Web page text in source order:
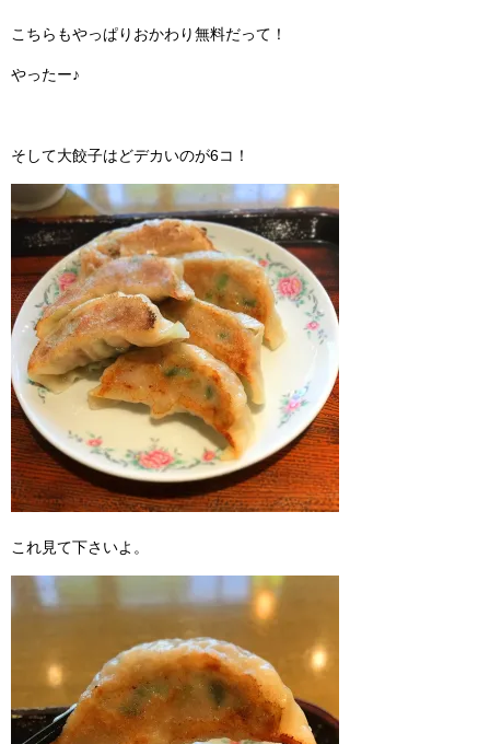
こちらもやっぱりおかわり無料だって！
やったー♪
そして大餃子はどデカいのが6コ！
これ見て下さいよ。